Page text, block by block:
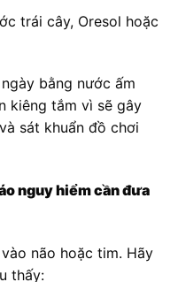
trái cây, Oresol hoặc
bằng nước ấm
kiêng tắm vì sẽ gây
sát khuẩn đồ chơi
nguy hiểm cần đưa
não hoặc tim. Hãy
thấy: